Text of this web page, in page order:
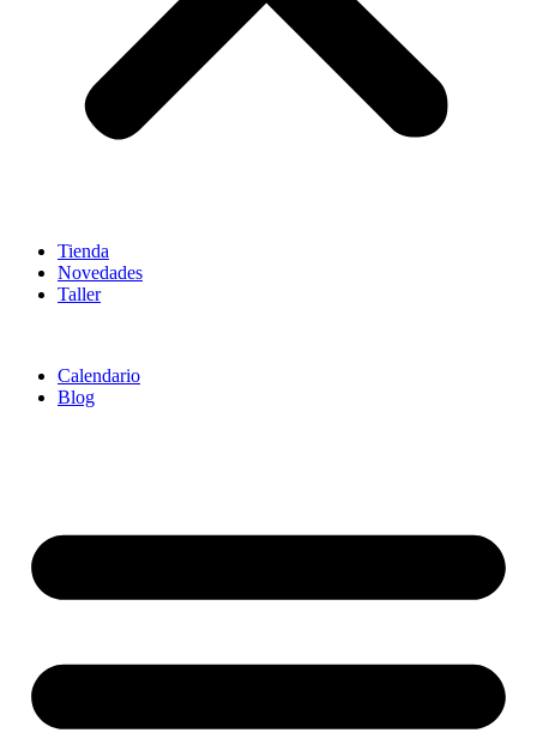
Tienda
Novedades
Taller
Calendario
Blog